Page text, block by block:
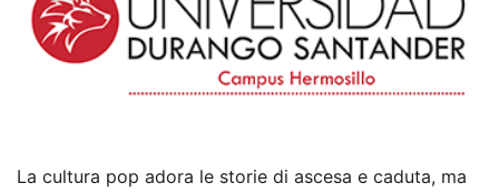
La cultura pop adora le storie di ascesa e caduta, ma